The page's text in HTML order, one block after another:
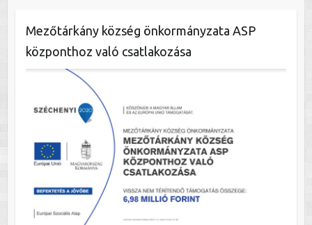
Mezőtárkány község önkormányzata ASP
központhoz való csatlakozása